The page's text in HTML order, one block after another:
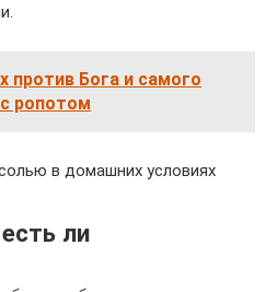
против Бога и самого
ропотом
в домашних условиях
ли